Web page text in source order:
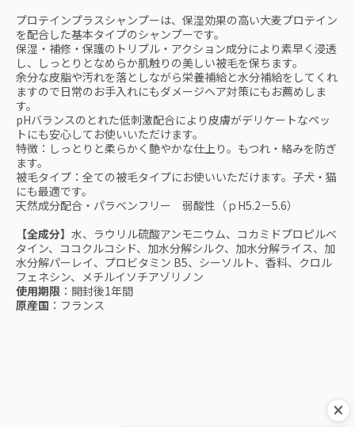
プロテインプラスシャンプーは、保湿効果の高い大麦プロテイン
を配合した基本タイプのシャンプーです。
保湿・補修・保護のトリプル・アクション成分により素早く浸透
し、しっとりとなめらか肌触りの美しい被毛を保ちます。
余分な皮脂や汚れを落としながら栄養補給と水分補給をしてくれ
ますので日常のお手入れにもダメージヘア対策にもお薦めしま
す。
pHバランスのとれた低刺激配合により皮膚がデリケートなペッ
トにも安心してお使いいただけます。
特徴：しっとりと柔らかく艶やかな仕上り。もつれ・絡みを防ぎ
ます。
被毛タイプ：全ての被毛タイプにお使いいただけます。子犬・猫
にも最適です。
天然成分配合・パラベンフリー 弱酸性（ｐH5.2－5.6）
【全成分】 水、ラウリル硫酸アンモニウム、コカミドプロピルベ
タイン、ココクルコシド、加水分解シルク、加水分解ライス、加
水分解パーレイ、プロビタミン B5、シーソルト、香料、クロル
フェネシン、メチルイソチアゾリノン
使用期限 ：開封後1年間
原産国 ：フランス